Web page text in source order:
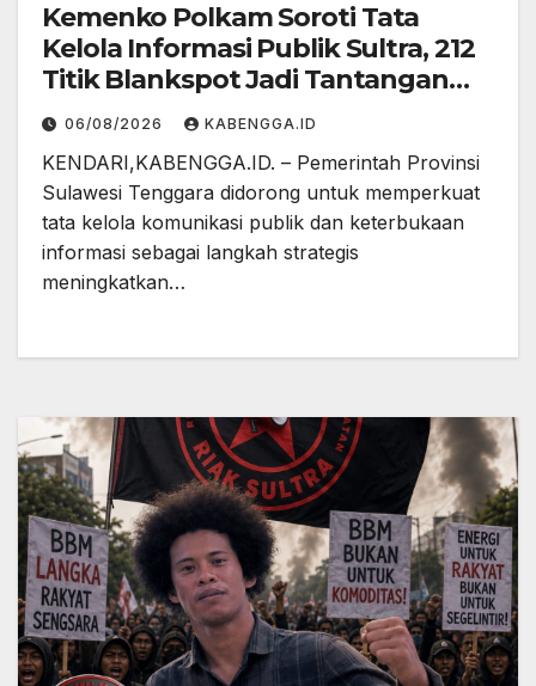
Kemenko Polkam Soroti Tata
Kelola Informasi Publik Sultra, 212
Titik Blankspot Jadi Tantangan
Serius
06/08/2026 KABENGGA.ID
KENDARI,KABENGGA.ID. – Pemerintah Provinsi
Sulawesi Tenggara didorong untuk memperkuat
tata kelola komunikasi publik dan keterbukaan
informasi sebagai langkah strategis
meningkatkan…